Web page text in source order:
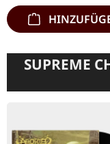
SUPREME